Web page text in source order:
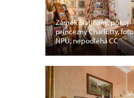
Zámek Slatiňany, pokoj
princezny Charlotty, foto
NPÚ, nepodléhá CC